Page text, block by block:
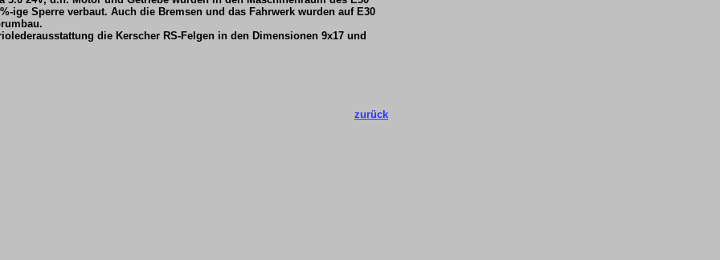
ige Sperre verbaut. Auch die Bremsen und das Fahrwerk wurden auf E30
die Kerscher RS-Felgen in den Dimensionen 9x17 und
zurück